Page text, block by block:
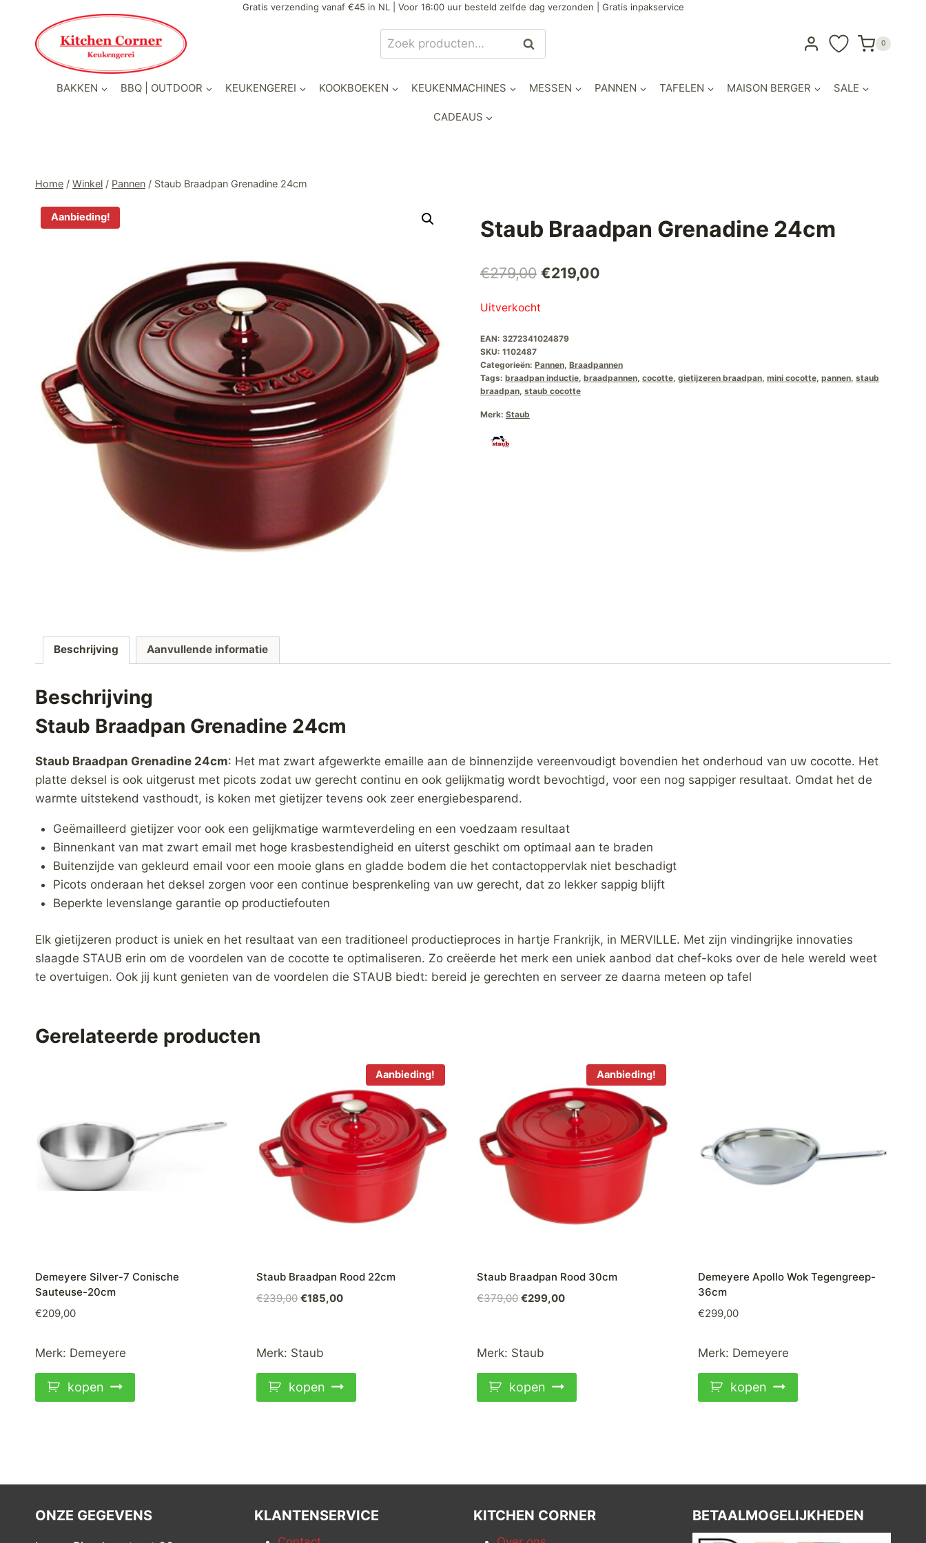
inhoud
Gratis verzending vanaf €45 in NL | Voor 16:00 uur besteld zelfde dag verzonden | Gratis inpakservice
Zoeken
naar:
Zoeken 0
BAKKEN BBQ | OUTDOOR KEUKENGEREI KOOKBOEKEN KEUKENMACHINES MESSEN PANNEN TAFELEN MAISON BERGER SALE
CADEAUS
Home / Winkel / Pannen / Staub Braadpan Grenadine 24cm
Aanbieding! Staub Braadpan Grenadine 24cm
€279,00 Oorspronkelijke
€279,00.
€219,00Huidige
Uitverkocht
EAN: 3272341024879
SKU: 1102487
Categorieën: Pannen, Braadpannen
Tags: braadpan inductie, braadpannen, cocotte, gietijzeren braadpan, mini cocotte, pannen, staub
braadpan, staub cocotte
Merk: Staub
Beschrijving Aanvullende informatie
Beschrijving
Staub Braadpan Grenadine 24cm
Staub Braadpan Grenadine 24cm: Het mat zwart afgewerkte emaille aan de binnenzijde vereenvoudigt bovendien het onderhoud van uw cocotte. Het
platte deksel is ook uitgerust met picots zodat uw gerecht continu en ook gelijkmatig wordt bevochtigd, voor een nog sappiger resultaat. Omdat het de
warmte uitstekend vasthoudt, is koken met gietijzer tevens ook zeer energiebesparend.
Geëmailleerd gietijzer voor ook een gelijkmatige warmteverdeling en een voedzaam resultaat
Binnenkant van mat zwart email met hoge krasbestendigheid en uiterst geschikt om optimaal aan te braden
Buitenzijde van gekleurd email voor een mooie glans en gladde bodem die het contactoppervlak niet beschadigt
Picots onderaan het deksel zorgen voor een continue besprenkeling van uw gerecht, dat zo lekker sappig blijft
Beperkte levenslange garantie op productiefouten
Elk gietijzeren product is uniek en het resultaat van een traditioneel productieproces in hartje Frankrijk, in MERVILLE. Met zijn vindingrijke innovaties
slaagde STAUB erin om de voordelen van de cocotte te optimaliseren. Zo creëerde het merk een uniek aanbod dat chef-koks over de hele wereld weet
te overtuigen. Ook jij kunt genieten van de voordelen die STAUB biedt: bereid je gerechten en serveer ze daarna meteen op tafel
Gerelateerde producten
Demeyere Silver-7 Conische
Sauteuse-20cm
€209,00
Merk: Demeyere
kopen
Aanbieding!
Staub Braadpan Rood 22cm
€239,00 Oorspronkelijke
€239,00.
€185,00Huidige
Merk: Staub
kopen
Aanbieding!
Staub Braadpan Rood 30cm
€379,00 Oorspronkelijke
€379,00.
€299,00Huidige
Merk: Staub
kopen
Demeyere Apollo Wok Tegengreep-
36cm
€299,00
Merk: Demeyere
kopen
ONZE GEGEVENS KLANTENSERVICE KITCHEN CORNER BETAALMOGELIJKHEDEN